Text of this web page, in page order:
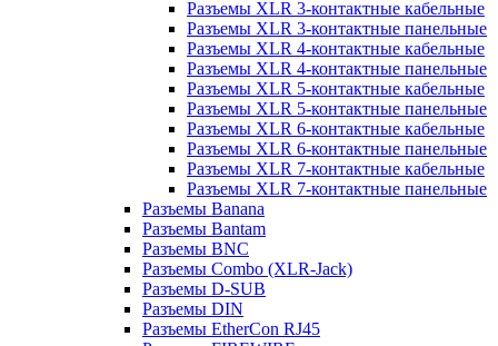
Разъемы XLR 3-контактные кабельные
Разъемы XLR 3-контактные панельные
Разъемы XLR 4-контактные кабельные
Разъемы XLR 4-контактные панельные
Разъемы XLR 5-контактные кабельные
Разъемы XLR 5-контактные панельные
Разъемы XLR 6-контактные кабельные
Разъемы XLR 6-контактные панельные
Разъемы XLR 7-контактные кабельные
Разъемы XLR 7-контактные панельные
Разъемы Banana
Разъемы Bantam
Разъемы BNC
Разъемы Combo (XLR-Jack)
Разъемы D-SUB
Разъемы DIN
Разъемы EtherCon RJ45